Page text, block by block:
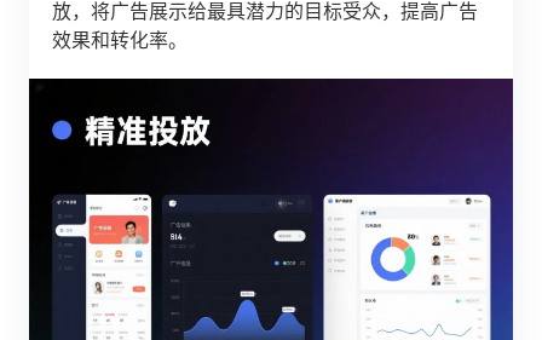
放，将广告展示给最具潜力的目标受众，提高广告
效果和转化率。